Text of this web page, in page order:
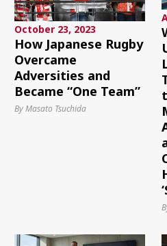
October 23, 2023
How Japanese Rugby
Overcame
Adversities and
Became “One Team”
By Masato Tsuchida